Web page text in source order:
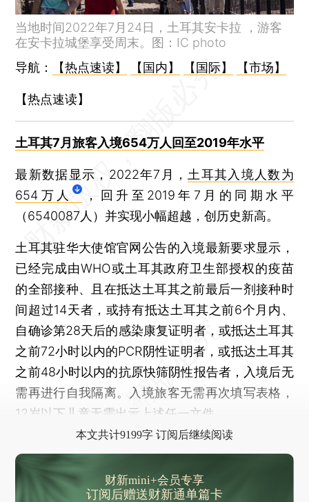
当地时间2022年7月24日，土耳其安卡拉 ，游客
在安卡拉城堡享受周末。图：IC photo
导航：
【热点速读】 【国内】 【国际】 【市场】
【热点速读】
土耳其7月旅客入境654万人回至2019年水平
最新数据显示，2022年7月， 土耳其入境人数为
654万人
，回升至2019年7月的同期水平
（6540087人）并实现小幅超越，创历史新高。
土耳其驻华大使馆官网公告的入境最新要求显示，
已经完成由WHO或土耳其政府卫生部授权的疫苗
的全部接种、且在抵达土耳其之前最后一剂接种时
间超过14天者，或持有抵达土耳其之前6个月内、
自确诊第28天后的感染康复证明者，或抵达土耳其
之前72小时以内的PCR阴性证明者，或抵达土耳其
之前48小时以内的抗原快筛阴性报告者，入境后无
需再进行自我隔离。入境旅客无需再次填写表格，
12岁以下儿童无需出示上述任一文件。
本文共计9199字 订阅后继续阅读
财新mini+会员专享
订阅后赠送财新通单篇卡